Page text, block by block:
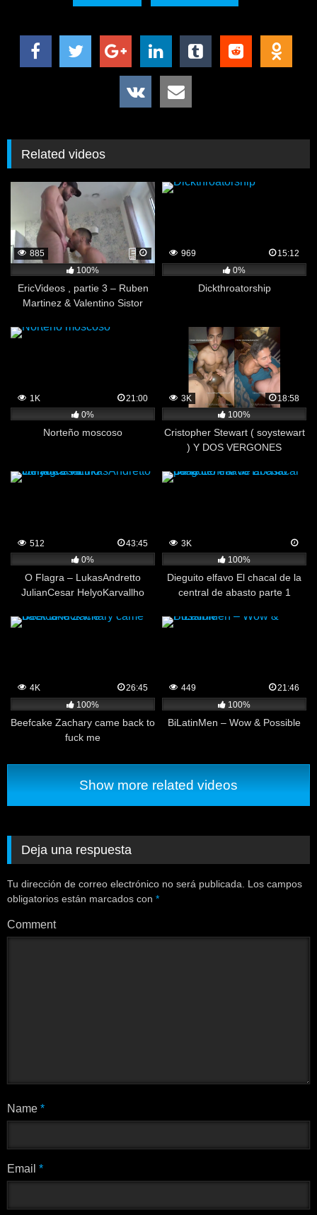
Related videos
885
100%
EricVideos , partie 3 – Ruben
Martinez & Valentino Sistor
969
15:12
0%
Dickthroatorship
1K
21:00
0%
Norteño moscoso
3K
18:58
100%
Cristopher Stewart ( soystewart
) Y DOS VERGONES
512
43:45
0%
O Flagra – LukasAndretto
JulianCesar HelyoKarvallho
3K
100%
Dieguito elfavo El chacal de la
central de abasto parte 1
4K
26:45
100%
Beefcake Zachary came back to
fuck me
449
21:46
100%
BiLatinMen – Wow & Possible
Show more related videos
Deja una respuesta
Tu dirección de correo electrónico no será publicada.
Los campos
obligatorios están marcados con *
Comment
Name *
Email *